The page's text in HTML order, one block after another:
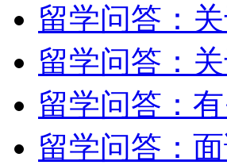
留学问答：
留学问答：
留学问答：
留学问答：